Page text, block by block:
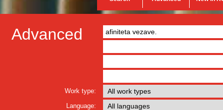
Advanced
Work type:
Language: